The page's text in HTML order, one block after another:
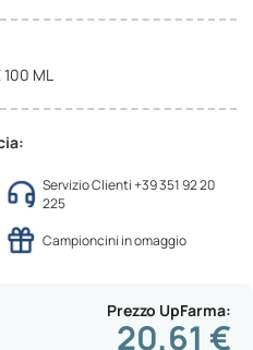
100 ML
Servizio Clienti +39 351 92 20
225
Campioncini in omaggio
Prezzo UpFarma
20,61 €